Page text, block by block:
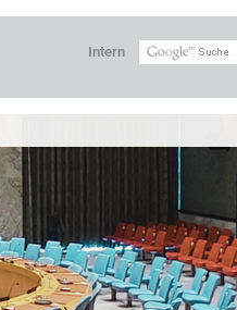
Intern